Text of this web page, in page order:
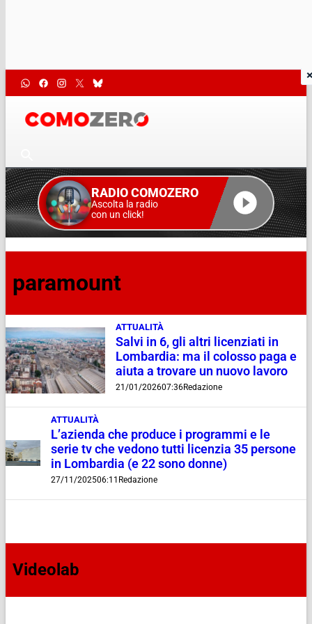
RADIO COMOZERO
Ascolta la radio
con un click!
paramount
ATTUALITÀ
Salvi in 6, gli altri licenziati in
Lombardia: ma il colosso paga e
aiuta a trovare un nuovo lavoro
21/01/202607:36Redazione
ATTUALITÀ
L’azienda che produce i programmi e le
serie tv che vedono tutti licenzia 35 persone
in Lombardia (e 22 sono donne)
27/11/202506:11 Redazione
Videolab